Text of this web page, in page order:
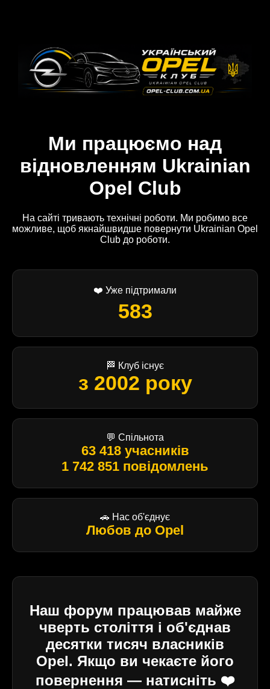
Ми працюємо над
відновленням Ukrainian
Opel Club
На сайті тривають технічні роботи. Ми робимо все
можливе, щоб якнайшвидше повернути Ukrainian Opel
Club до роботи.
❤️ Уже підтримали
583
🏁 Клуб існує
з 2002 року
💬 Спільнота
63 418 учасників
1 742 851 повідомлень
🚗 Нас об'єднує
Любов до Opel
Наш форум працював майже
чверть століття і об'єднав
десятки тисяч власників
Opel. Якщо ви чекаєте його
повернення — натисніть ❤️